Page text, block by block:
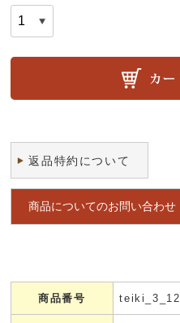
返品特約について
商品についてのお問い合わせ
商品番号 teiki_3_12